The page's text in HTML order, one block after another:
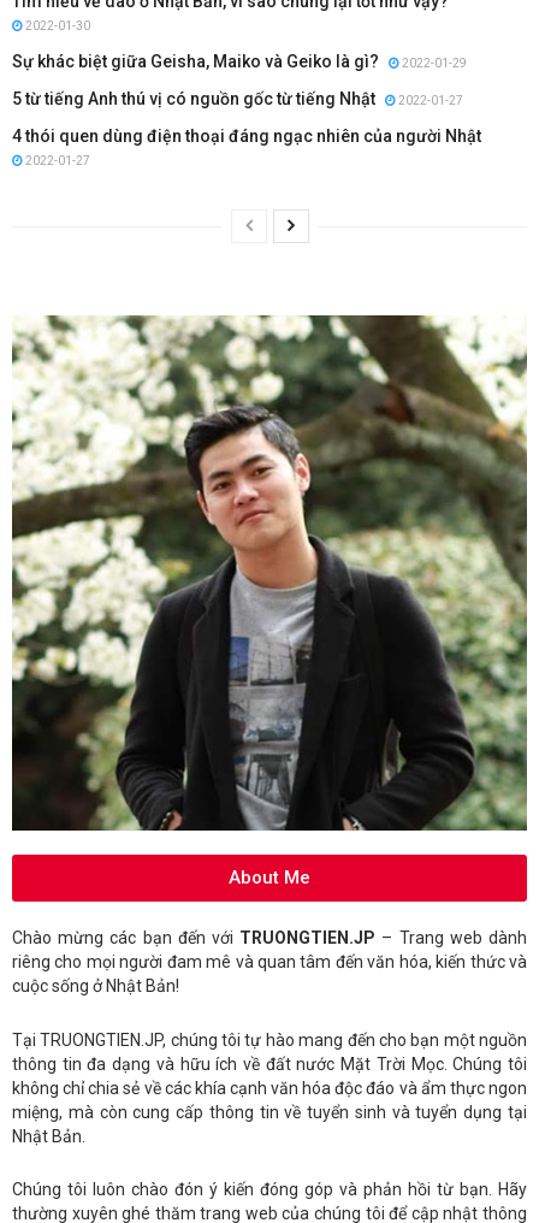
2022-01-30
Sự khác biệt giữa Geisha, Maiko và Geiko là gì? 2022-01-29
5 từ tiếng Anh thú vị có nguồn gốc từ tiếng Nhật 2022-01-27
4 thói quen dùng điện thoại đáng ngạc nhiên của người Nhật
2022-01-27
About Me
Chào mừng các bạn đến với TRUONGTIEN.JP – Trang web dành
riêng cho mọi người đam mê và quan tâm đến văn hóa, kiến thức và
cuộc sống ở Nhật Bản!
Tại TRUONGTIEN.JP, chúng tôi tự hào mang đến cho bạn một nguồn
thông tin đa dạng và hữu ích về đất nước Mặt Trời Mọc. Chúng tôi
không chỉ chia sẻ về các khía cạnh văn hóa độc đáo và ẩm thực ngon
miệng, mà còn cung cấp thông tin về tuyển sinh và tuyển dụng tại
Nhật Bản.
Chúng tôi luôn chào đón ý kiến đóng góp và phản hồi từ bạn. Hãy
thường xuyên ghé thăm trang web của chúng tôi để cập nhật thông